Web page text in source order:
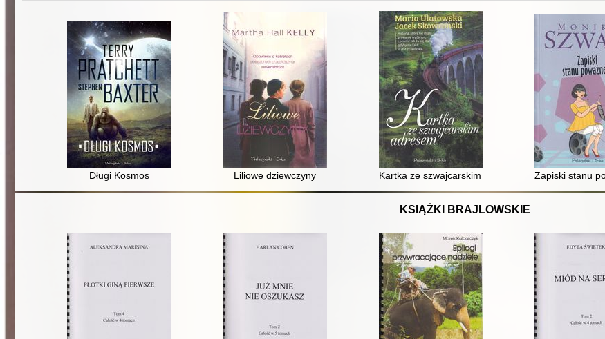
Długi Kosmos Liliowe dziewczyny Kartka ze szwajcarskim adresem Zapiski stanu
KSIĄŻKI BRAJLOWSKIE